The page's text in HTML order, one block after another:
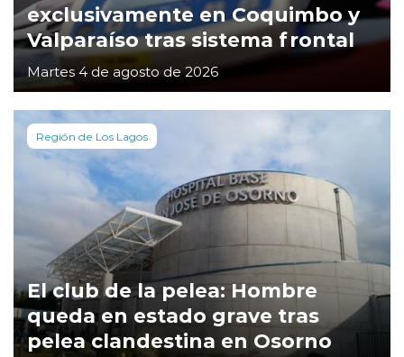
exclusivamente en Coquimbo y
Valparaíso tras sistema frontal
Martes 4 de agosto de 2026
Región de Los Lagos
El club de la pelea: Hombre
queda en estado grave tras
pelea clandestina en Osorno